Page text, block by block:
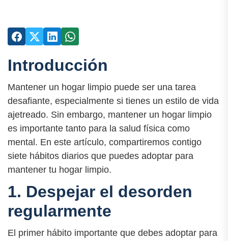
Introducción
Mantener un hogar limpio puede ser una tarea
desafiante, especialmente si tienes un estilo de vida
ajetreado. Sin embargo, mantener un hogar limpio
es importante tanto para la salud física como
mental. En este artículo, compartiremos contigo
siete hábitos diarios que puedes adoptar para
mantener tu hogar limpio.
1. Despejar el desorden
regularmente
El primer hábito importante que debes adoptar para